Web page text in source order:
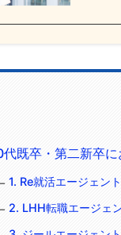
代既卒・第二新卒
1. Re就活エージェント
2. LHH転職エージェ